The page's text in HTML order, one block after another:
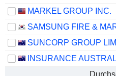
MARKEL GROUP INC.